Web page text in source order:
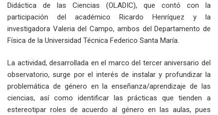
Didáctica de las Ciencias (OLADIC), que contó con la
participación del académico Ricardo Henríquez y la
investigadora Valeria del Campo, ambos del Departamento de
Física de la Universidad Técnica Federico Santa María.
La actividad, desarrollada en el marco del tercer aniversario del
observatorio, surge por el interés de instalar y profundizar la
problemática de género en la enseñanza/aprendizaje de las
ciencias, así como identificar las prácticas que tienden a
estereotipar roles de acuerdo al género en las aulas, pues